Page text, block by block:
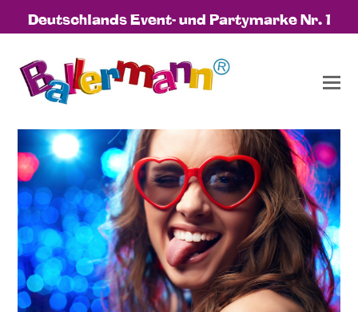
Deutschlands Event- und Partymarke Nr. 1